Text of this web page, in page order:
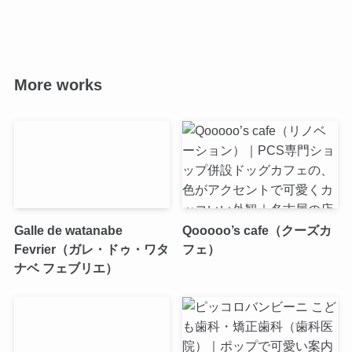
More works
Galle de watanabe
Fevrier（ガレ・ドゥ・ワタ
ナベ フェブリエ）
Qooooo’s cafe（クーズカ
フェ）